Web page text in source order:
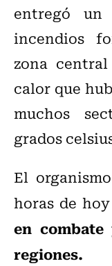
entregó
incendios
zona
calor que
muchos
grados
El
horas de hoy
en
regiones.